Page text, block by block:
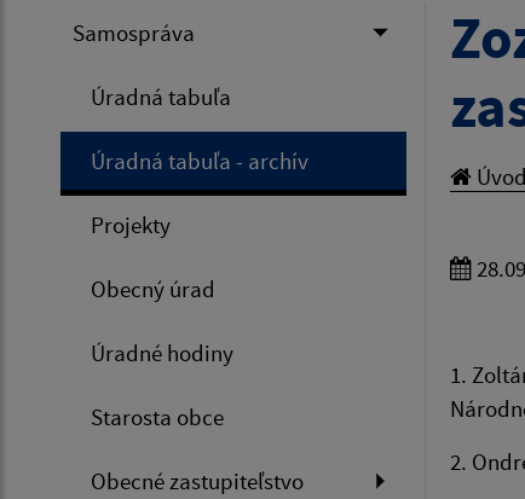
Samospráva
Úradná tabuľa
Úradná tabuľa - archív
Projekty
Obecný úrad
Úradné hodiny
Starosta obce
Obecné zastupiteľstvo
Úvod
1.
2.